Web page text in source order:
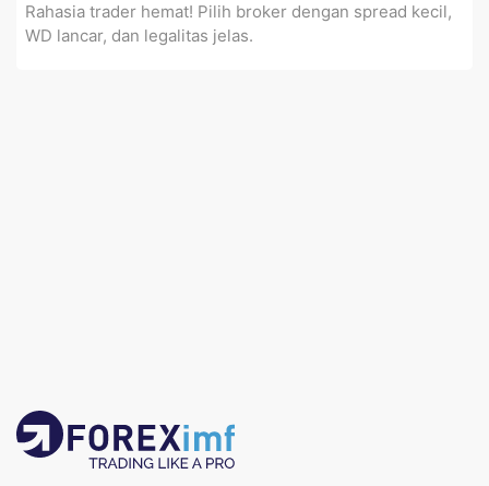
Rahasia trader hemat! Pilih broker dengan spread kecil,
WD lancar, dan legalitas jelas.